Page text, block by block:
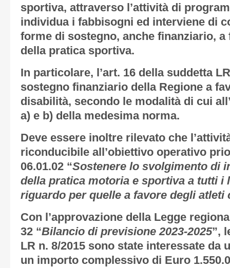
sportiva, attraverso l’attività di
individua i fabbisogni ed interviene di
forme di sostegno, anche finanziario,
della pratica sportiva.
In particolare, l’art. 16 della suddetta
sostegno finanziario della Regione a
disabilità, secondo le modalità di cui
a) e b) della medesima norma.
Deve essere inoltre rilevato che
riconducibile all’obiettivo operativo
06.01.02 “Sostenere lo svolgimento di
della pratica motoria e sportiva a tutti i
riguardo per quelle a favore degli atleti
Con l’approvazione della Legge
32 “Bilancio di previsione 2023-2025”,
LR n. 8/2015 sono state interessate da
un importo complessivo di Euro